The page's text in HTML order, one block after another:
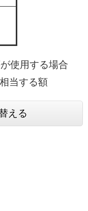
使用する場合
当する額
える